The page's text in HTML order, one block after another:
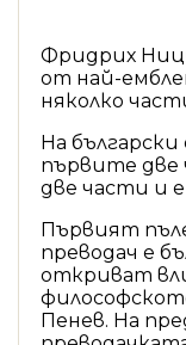
Фридрих
от най-
няколко
На
първите две
две части и
Първият
преводач е
откриват
Пенев. На